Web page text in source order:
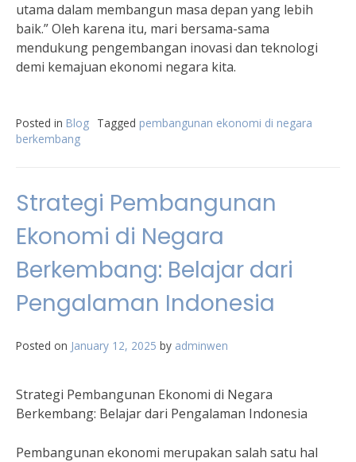
utama dalam membangun masa depan yang lebih
baik.” Oleh karena itu, mari bersama-sama
mendukung pengembangan inovasi dan teknologi
demi kemajuan ekonomi negara kita.
Posted in Blog Tagged pembangunan ekonomi di negara
berkembang
Strategi Pembangunan
Ekonomi di Negara
Berkembang: Belajar dari
Pengalaman Indonesia
Posted on January 12, 2025 by adminwen
Strategi Pembangunan Ekonomi di Negara
Berkembang: Belajar dari Pengalaman Indonesia
Pembangunan ekonomi merupakan salah satu hal